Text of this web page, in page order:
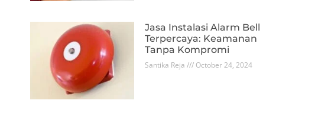
Jasa Instalasi Alarm Bell
Terpercaya: Keamanan
Tanpa Kompromi
Santika Reja October 24, 2024